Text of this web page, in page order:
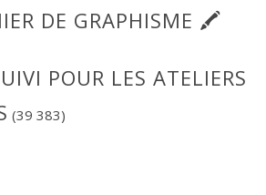
DE GRAPHISME 🖍
POUR LES ATELIERS
(39 383)